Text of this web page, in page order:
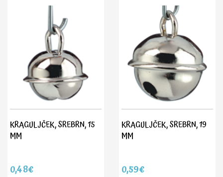
KRAGULJČEK, SREBRN, 15
MM
0,48€
KRAGULJČEK, SREBRN, 19
MM
0,59€